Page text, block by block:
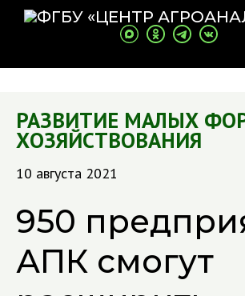
РАЗВИТИЕ МАЛЫХ
ХОЗЯЙСТВОВАНИЯ
10 августа 2021
950
АПК смогут